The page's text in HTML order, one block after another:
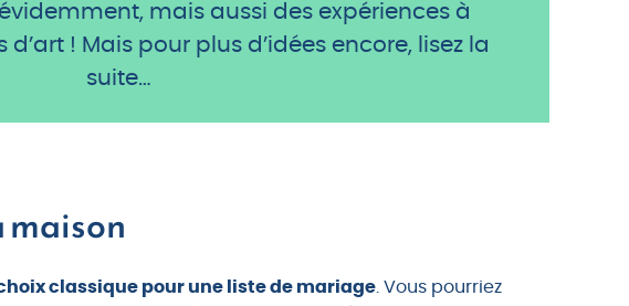
mais aussi des expériences à
! Mais pour plus d’idées encore, lisez la
suite…
maison
classique pour une liste de mariage . Vous pourriez